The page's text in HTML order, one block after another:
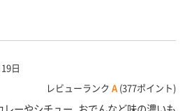
日
レビューランク A (377ポイント)